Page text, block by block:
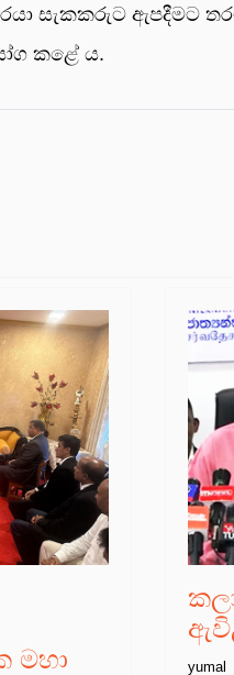
සැකකරුට ඇපදීමට
කළේ ය.
මහා
yumal